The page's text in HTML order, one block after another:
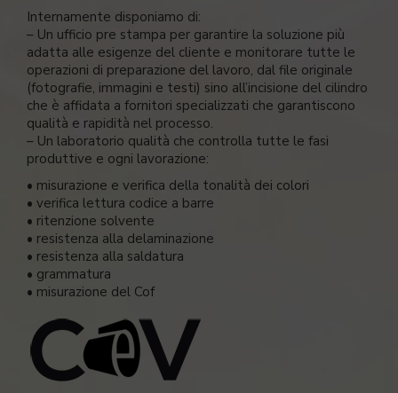
Internamente disponiamo di:
– Un ufficio pre stampa per garantire la soluzione più
adatta alle esigenze del cliente e monitorare tutte le
operazioni di preparazione del lavoro, dal file originale
(fotografie, immagini e testi) sino all’incisione del cilindro
che è affidata a fornitori specializzati che garantiscono
qualità e rapidità nel processo.
– Un laboratorio qualità che controlla tutte le fasi
produttive e ogni lavorazione:
• misurazione e verifica della tonalità dei colori
• verifica lettura codice a barre
• ritenzione solvente
• resistenza alla delaminazione
• resistenza alla saldatura
• grammatura
• misurazione del Cof